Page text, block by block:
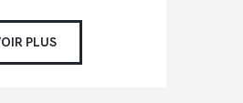
PLUS